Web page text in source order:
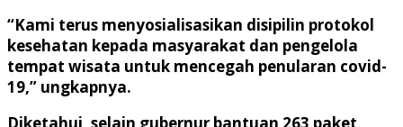
“Kami terus menyosialisasikan disipilin protokol
kesehatan kepada masyarakat dan pengelola
tempat wisata untuk mencegah penularan covid-
19,” ungkapnya.
Diketahui, selain gubernur bantuan 263 paket